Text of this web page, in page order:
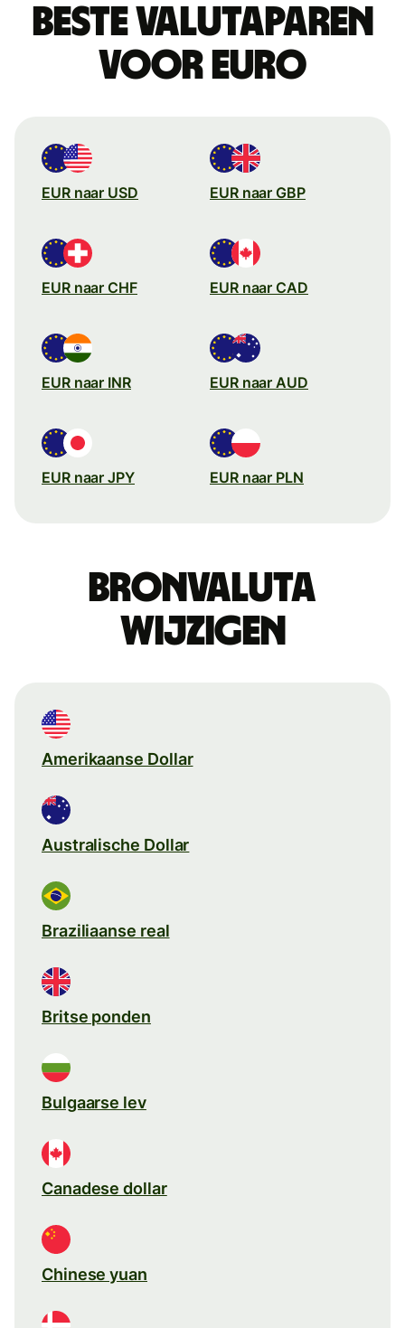
Beste valutaparen
voor euro
EUR naar USD EUR naar GBP
EUR naar CHF EUR naar CAD
EUR naar INR EUR naar AUD
EUR naar JPY EUR naar PLN
Bronvaluta
wijzigen
Amerikaanse Dollar
Australische Dollar
Braziliaanse real
Britse ponden
Bulgaarse lev
Canadese dollar
Chinese yuan